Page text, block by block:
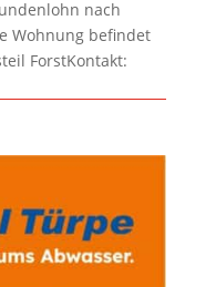
nach
Wohnung befindet
ForstKontakt: